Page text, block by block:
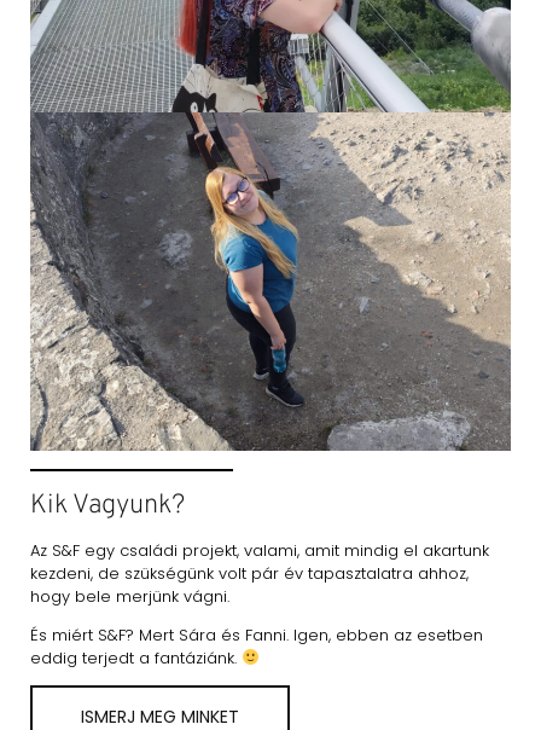
Kik Vagyunk?
Az S&F egy családi projekt, valami, amit mindig el akartunk
kezdeni, de szükségünk volt pár év tapasztalatra ahhoz,
hogy bele merjünk vágni.
És miért S&F? Mert Sára és Fanni. Igen, ebben az esetben
eddig terjedt a fantáziánk.
ISMERJ MEG MINKET